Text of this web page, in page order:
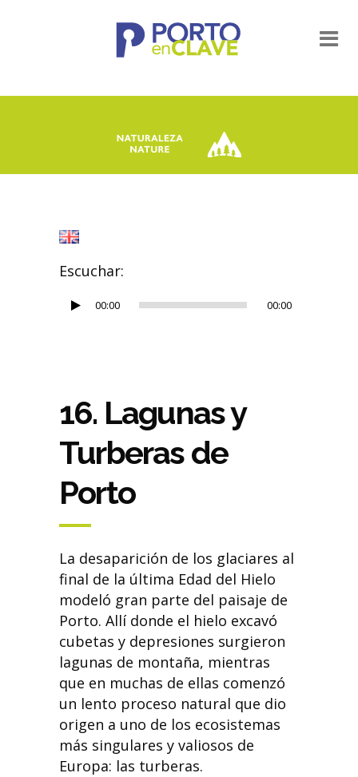
Escuchar:
Reproductor
00:00 00:00
16. Lagunas y
Turberas de
Porto
La desaparición de los glaciares al
final de la última Edad del Hielo
modeló gran parte del paisaje de
Porto. Allí donde el hielo excavó
cubetas y depresiones surgieron
lagunas de montaña, mientras
que en muchas de ellas comenzó
un lento proceso natural que dio
origen a uno de los ecosistemas
más singulares y valiosos de
Europa: las turberas.